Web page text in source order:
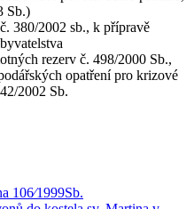
Sb.)
380/2002 sb., k přípravě
rezerv č. 498/2000 Sb.,
opatření pro krizové
2002 Sb.
106⁄1999Sb.